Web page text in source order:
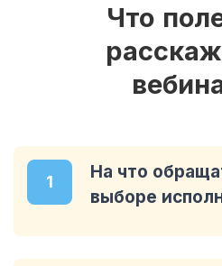
Что
1
На что
выборе